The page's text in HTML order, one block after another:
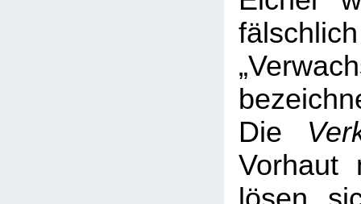
Die
Vorhaut